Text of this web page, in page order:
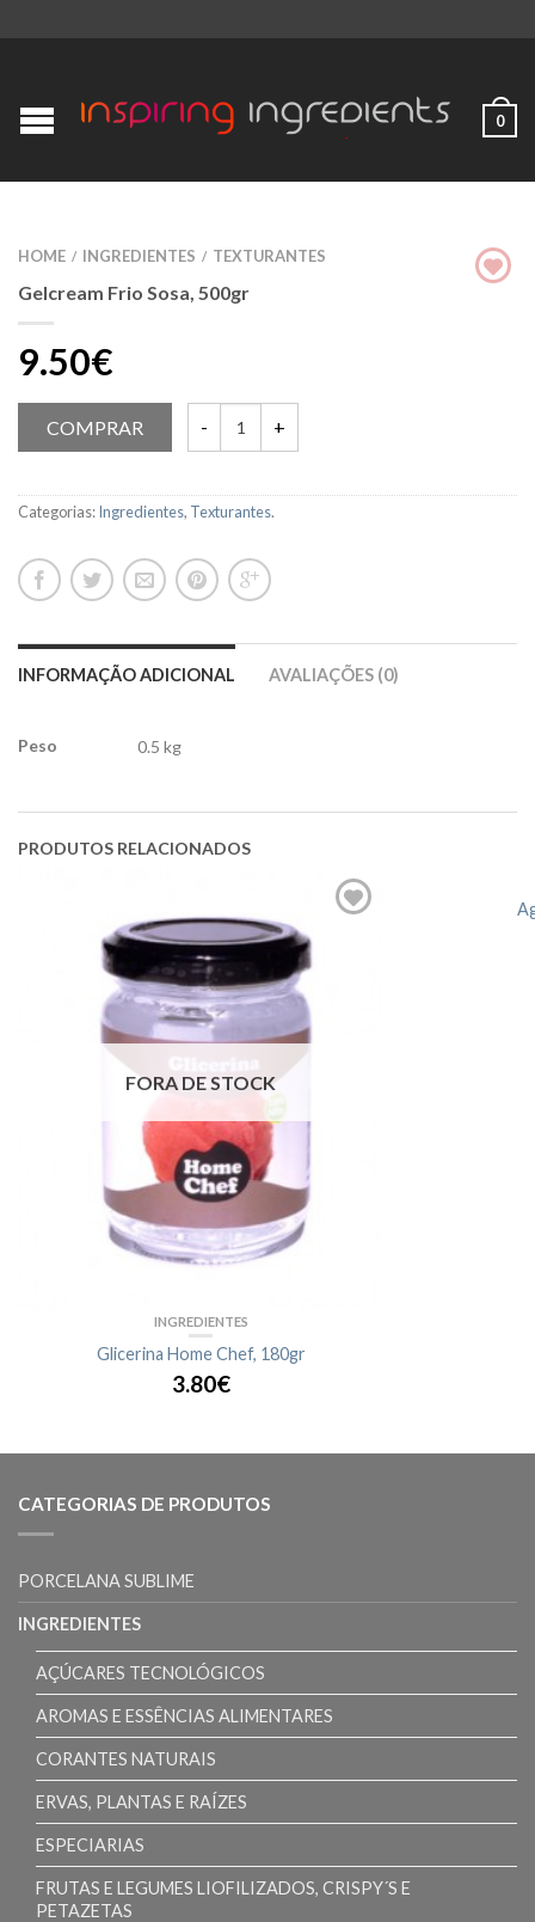
0
HOME / INGREDIENTES / TEXTURANTES
Gelcream Frio Sosa, 500gr
9.50€
COMPRAR
Categorias:Ingredientes, Texturantes.
INFORMAÇÃO ADICIONAL AVALIAÇÕES (0)
Peso 0.5 kg
PRODUTOS RELACIONADOS
FORA DE STOCK
INGREDIENTES
Glicerina Home Chef, 180gr
3.80€
CATEGORIAS DE PRODUTOS
PORCELANA SUBLIME
INGREDIENTES
AÇÚCARES TECNOLÓGICOS
AROMAS E ESSÊNCIAS ALIMENTARES
CORANTES NATURAIS
ERVAS, PLANTAS E RAÍZES
ESPECIARIAS
FRUTAS E LEGUMES LIOFILIZADOS, CRISPY´S E
PETAZETAS